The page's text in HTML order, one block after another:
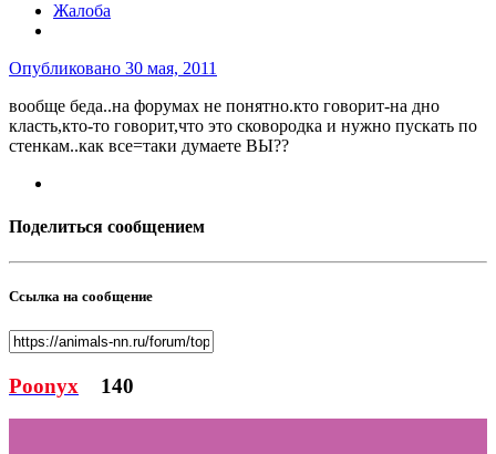
Жалоба
Опубликовано 30 мая, 2011
вообще беда..на форумах не понятно.кто говорит-на дно
класть,кто-то говорит,что это сковородка и нужно пускать по
стенкам..как все=таки думаете ВЫ??
Поделиться сообщением
Ссылка на сообщение
Poonyx 140